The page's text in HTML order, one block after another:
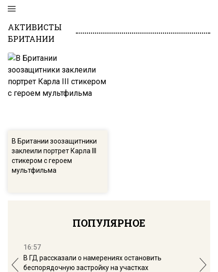
АКТИВИСТЫ
БРИТАНИИ
В Британии зоозащитники
заклеили портрет Карла III
стикером с героем
мультфильма
ПОПУЛЯРНОЕ
16:57
В ГД рассказали о намерениях остановить
беспорядочную застройку на участках